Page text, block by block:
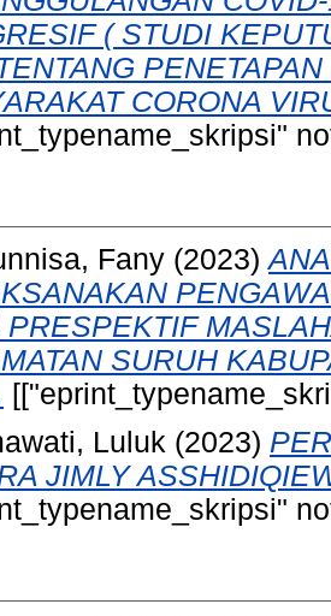
( STUDI
CORONA
Fany (2023)
PRESPEKTIF
SURUH
Luluk (2023)
JIMLY